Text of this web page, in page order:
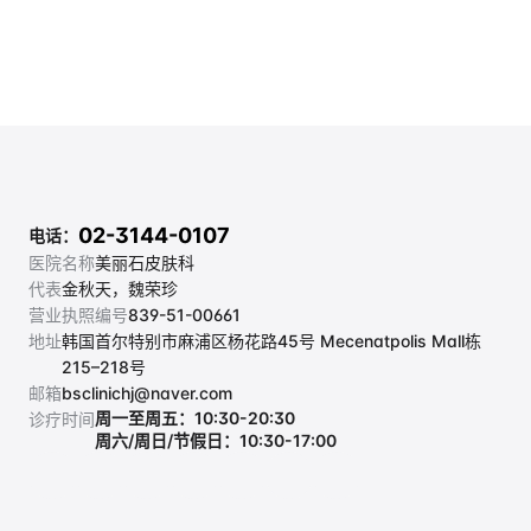
医院名称美丽石皮肤科
代表金秋天，魏荣珍
营业执照编号839-51-00661
地址韩国首尔特别市麻浦区杨花路45号 Mecenatpolis Mall栋
215–218号
邮箱bsclinichj@naver.com
诊疗时间周一至周五：10:30-20:30
周六/周日/节假日：10:30-17:00
电话： 02-3144-0107